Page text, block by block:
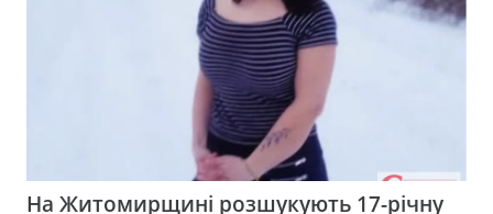
На Житомирщині розшукують 17-річну